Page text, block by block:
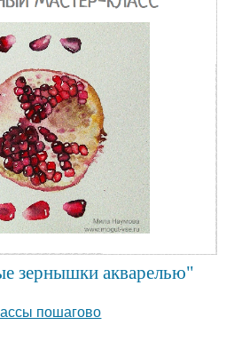
зернышки акварелью"
пошагово